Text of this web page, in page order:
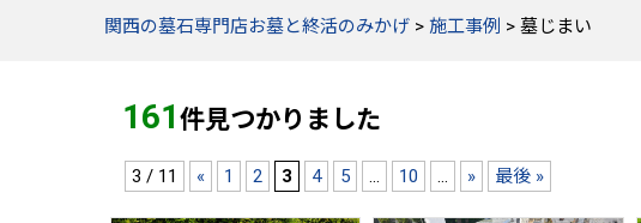
関西の墓石専門店お墓と終活のみかげ > 施工事例 > 墓じまい
161 件見つかりました
3 / 11 « 1 2 3 4 5 ... 10 ... » 最後 »